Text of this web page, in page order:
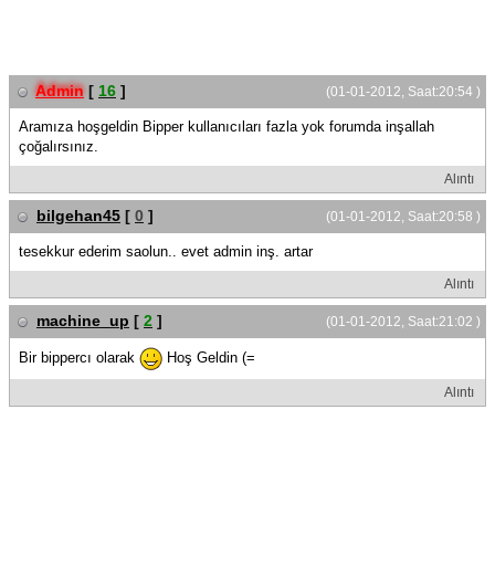
(01-01-2012, Saat:20:54 )
Admin [ 16 ]
Aramıza hoşgeldin Bipper kullanıcıları fazla yok forumda inşallah
çoğalırsınız.
Alıntı
(01-01-2012, Saat:20:58 )
bilgehan45 [ 0 ]
tesekkur ederim saolun.. evet admin inş. artar
Alıntı
(01-01-2012, Saat:21:02 )
machine_up [ 2 ]
Bir bippercı olarak Hoş Geldin (=
Alıntı